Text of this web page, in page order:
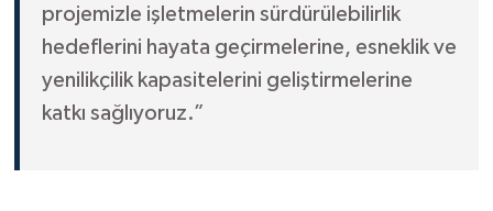
projemizle işletmelerin sürdürülebilirlik
hedeflerini hayata geçirmelerine, esneklik ve
yenilikçilik kapasitelerini geliştirmelerine
katkı sağlıyoruz.”